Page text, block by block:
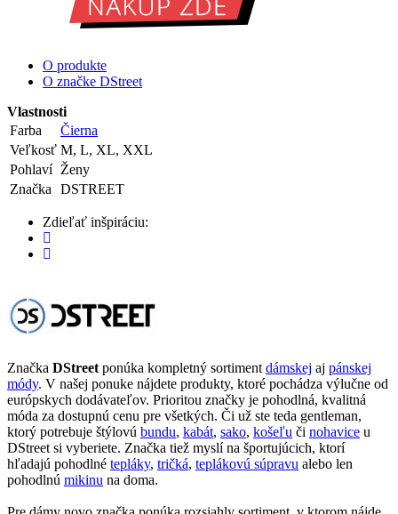
O produkte
O značke DStreet
Vlastnosti
Farba
Čierna
Veľkosť M, L, XL, XXL
Pohlaví Ženy
Značka
DSTREET
Zdieľať inšpiráciu:
Značka DStreet ponúka kompletný sortiment dámskej aj pánskej
módy. V našej ponuke nájdete produkty, ktoré pochádza výlučne od
európskych dodávateľov. Prioritou značky je pohodlná, kvalitná
móda za dostupnú cenu pre všetkých. Či už ste teda gentleman,
ktorý potrebuje štýlovú bundu, kabát, sako, košeľu či nohavice u
DStreet si vyberiete. Značka tiež myslí na športujúcich, ktorí
hľadajú pohodlné tepláky, tričká, teplákovú súpravu alebo len
pohodlnú mikinu na doma.